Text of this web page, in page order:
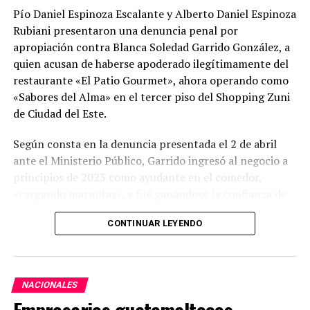
del caso, Gomes habría reaccionado al temor de perder
el control de la red, sumado a divergencias por la
apertura de unaclínica odontológica competidora—
llamada Vitadent— que la propia víctima estaba
estructurando con una inversión cercana a R$ 800 mil.
Las pruebas
Durante cuatro años de trabajo investigativo, la Policía
Civil utilizó análisis de datos telemáticos, quiebres de
sigilo bancario, declaraciones de múltiples testigos y la
Se detectaron
transferencias bancarias desde
cuentas controladas por Gomeshacia operadores
ejecutores.
Pío Daniel Espinoza Escalante y Alberto Daniel Espinoza
Rubiani presentaron una denuncia penal por
apropiación contra Blanca Soledad Garrido González, a
quien acusan de haberse apoderado ilegítimamente del
restaurante «El Patio Gourmet», ahora operando como
«Sabores del Alma» en el tercer piso del Shopping Zuni
de Ciudad del Este.
Según consta en la denuncia presentada el 2 de abril
ante el Ministerio Público, Garrido ingresó al negocio a
principios de 2023 como ayudante en el comedor,
los propietarios. A inicios de 2024, cuando el negocio fue
trasladado al Shopping Zuni, los denunciantes le
mejorar la atención al cliente.
Los empresarios afirman que posteriormente, «sin
CONTINUAR LEYENDO
NACIONALES